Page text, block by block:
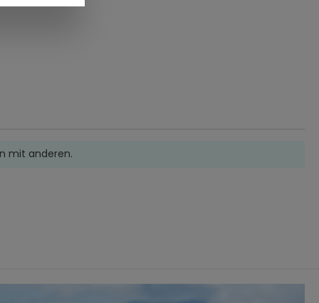
mit anderen.